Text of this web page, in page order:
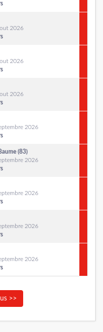
2026
2026
2026
2026
(83)
2026
2026
2026
2026
>>